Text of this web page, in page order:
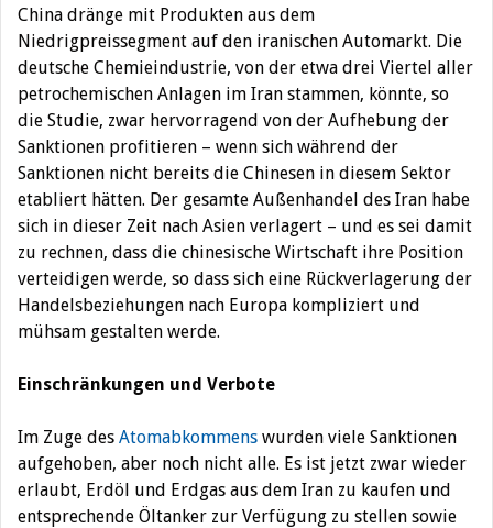
China dränge mit Produkten aus dem
Niedrigpreissegment auf den iranischen Automarkt. Die
deutsche Chemieindustrie, von der etwa drei Viertel aller
petrochemischen Anlagen im Iran stammen, könnte, so
die Studie, zwar hervorragend von der Aufhebung der
Sanktionen profitieren – wenn sich während der
Sanktionen nicht bereits die Chinesen in diesem Sektor
etabliert hätten. Der gesamte Außenhandel des Iran habe
sich in dieser Zeit nach Asien verlagert – und es sei damit
zu rechnen, dass die chinesische Wirtschaft ihre Position
verteidigen werde, so dass sich eine Rückverlagerung der
Handelsbeziehungen nach Europa kompliziert und
mühsam gestalten werde.
Einschränkungen und Verbote
Im Zuge des Atomabkommens wurden viele Sanktionen
aufgehoben, aber noch nicht alle. Es ist jetzt zwar wieder
erlaubt, Erdöl und Erdgas aus dem Iran zu kaufen und
entsprechende Öltanker zur Verfügung zu stellen sowie